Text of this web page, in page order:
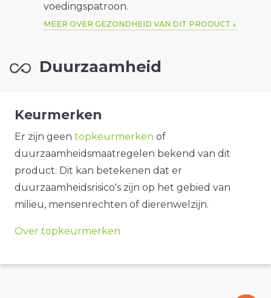
voedingspatroon.
MEER OVER GEZONDHEID VAN DIT PRODUCT
Duurzaamheid
Keurmerken
Er zijn geen topkeurmerken of
duurzaamheidsmaatregelen bekend van dit
product. Dit kan betekenen dat er
duurzaamheidsrisico's zijn op het gebied van
milieu, mensenrechten of dierenwelzijn.
Over topkeurmerken